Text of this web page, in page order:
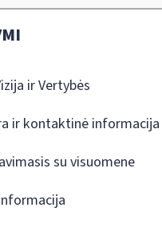
ir Vertybės
ir kontaktinė informacija
su visuomene